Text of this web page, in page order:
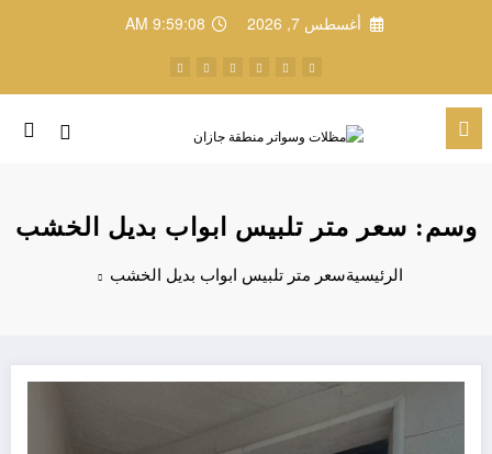
أغسطس 7, 2026 9:59:08 AM
وسم: سعر متر تلبيس ابواب بديل الخشب
الرئيسيةسعر متر تلبيس ابواب بديل الخشب